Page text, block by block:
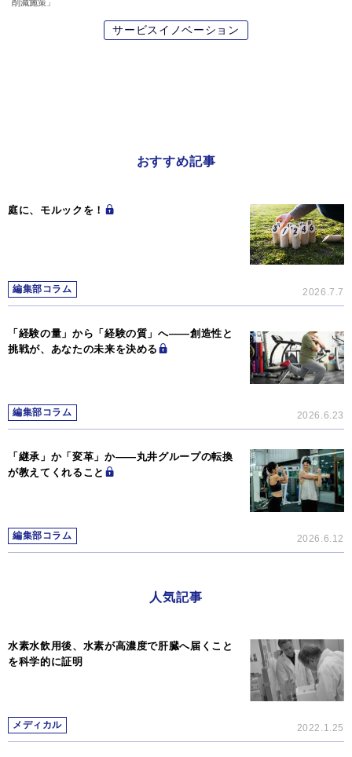
削減施策」
サービスイノベーション
おすすめ記事
庭に、モルックを！
編集部コラム 2026.7.7
「経験の量」から「経験の質」へ――創造性と
挑戦が、あなたの未来を決める
編集部コラム 2026.6.23
「継承」か「変革」か―—丸井グループの転換
が教えてくれること
編集部コラム 2026.6.12
人気記事
水素水飲用後、水素が高濃度で肝臓へ届くこと
を科学的に証明
メディカル 2022.1.25